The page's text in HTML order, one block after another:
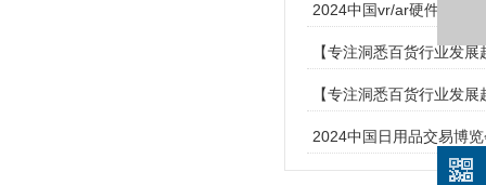
2024中国vr/ar硬件设备
【专注洞悉百货行业发
【专注洞悉百货行业发
2024中国日用品交易博